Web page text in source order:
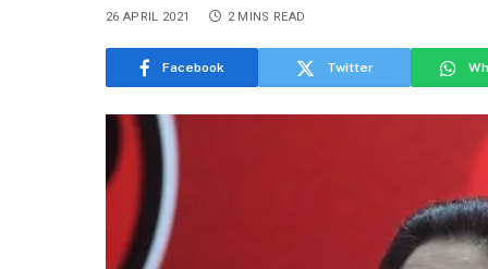
26 APRIL 2021 2 MINS READ
Facebook Twitter